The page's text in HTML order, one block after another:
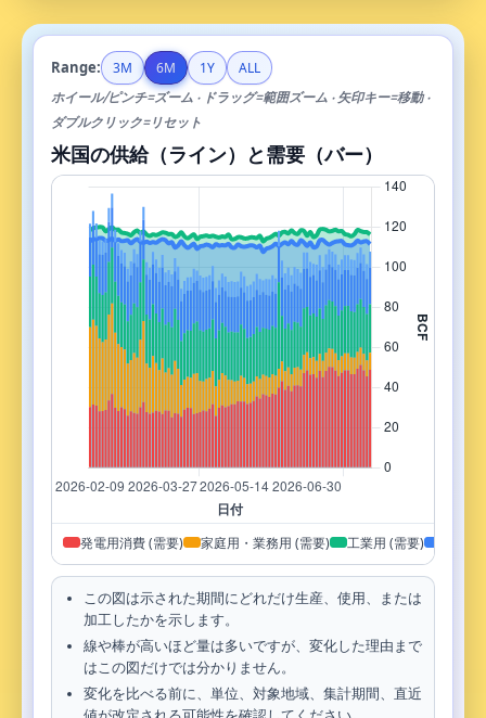
Range: 3M 6M 1Y ALL
ホイール/ピンチ=ズーム · ドラッグ=範囲ズーム · 矢印キー=移動 ·
ダブルクリック=リセット
米国の供給（ライン）と需要（バー）
発電用消費 (需要) 家庭用・業務用 (需要) 工業用 (需要)
この図は示された期間にどれだけ生産、使用、または
加工したかを示します。
線や棒が高いほど量は多いですが、変化した理由まで
はこの図だけでは分かりません。
変化を比べる前に、単位、対象地域、集計期間、直近